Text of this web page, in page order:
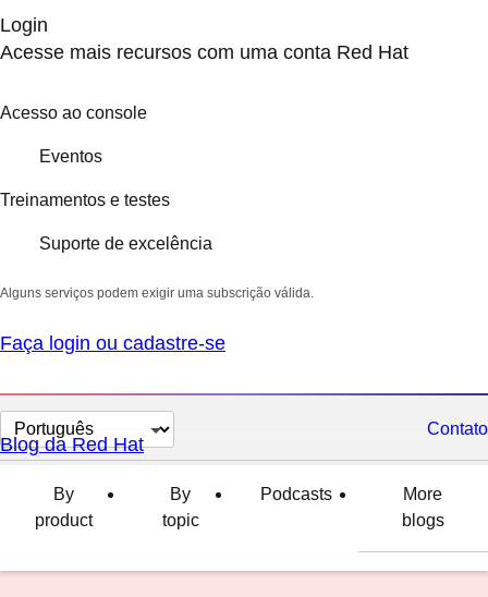
Login
Acesse mais recursos com uma conta Red Hat
Acesso ao console
Eventos
Treinamentos e testes
Suporte de excelência
Alguns serviços podem exigir uma subscrição válida.
Faça login ou cadastre-se
Selecionar
idioma
Contato
Blog da Red Hat
By
product
By
topic
Podcasts
More
blogs